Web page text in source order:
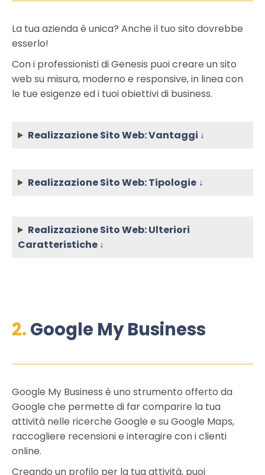
La tua azienda è unica? Anche il tuo sito dovrebbe
esserlo!
Con i professionisti di Genesis puoi creare un sito
web su misura, moderno e responsive, in linea con
le tue esigenze ed i tuoi obiettivi di business.
Realizzazione Sito Web: Vantaggi ↓
Realizzazione Sito Web: Tipologie ↓
Realizzazione Sito Web: Ulteriori
Caratteristiche ↓
2. Google My Business
Google My Business è uno strumento offerto da
Google che permette di far comparire la tua
attività nelle ricerche Google e su Google Maps,
raccogliere recensioni e interagire con i clienti
online.
Creando un profilo per la tua attività, puoi